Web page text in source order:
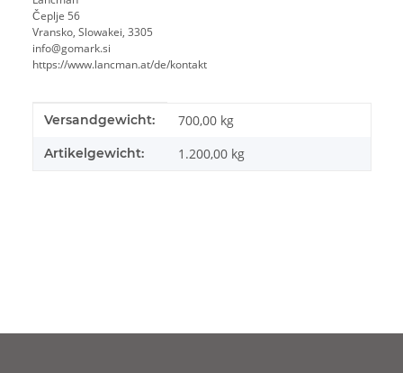
Čeplje 56
Vransko, Slowakei, 3305
info@gomark.si
https://www.lancman.at/de/kontakt
Produkteigenschaft
Wert
Versandgewicht: 700,00 kg
Artikelgewicht: 1.200,00 kg